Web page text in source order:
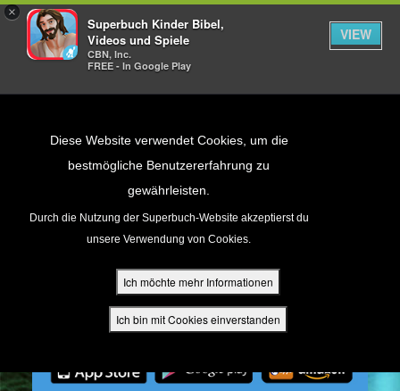
×
Superbuch Kinder Bibel,
Videos und Spiele
CBN, Inc.
FREE - In Google Play
VIEW
Diese Website verwendet Cookies, um die
bestmögliche Benutzererfahrung zu
gewährleisten.
Durch die Nutzung der Superbuch-Website akzeptierst du
unsere Verwendung von Cookies.
Ich möchte mehr Informationen
Ich bin mit Cookies einverstanden